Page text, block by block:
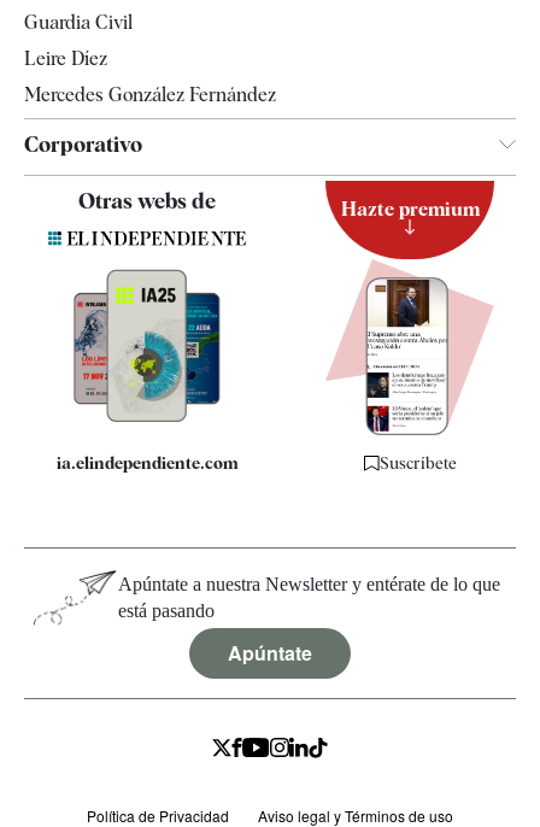
Guardia Civil
Leire Díez
Mercedes González Fernández
Corporativo
Contacto
Quiénes somos
Especificaciones
Otras webs de
ia.elindependiente.com
Hazte premium
Suscríbete
Apúntate a nuestra Newsletter y entérate de lo que
está pasando
Apúntate
Política de Privacidad Aviso legal y Términos de uso